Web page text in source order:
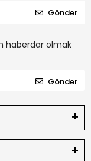
Gönder
haberdar olmak
Gönder